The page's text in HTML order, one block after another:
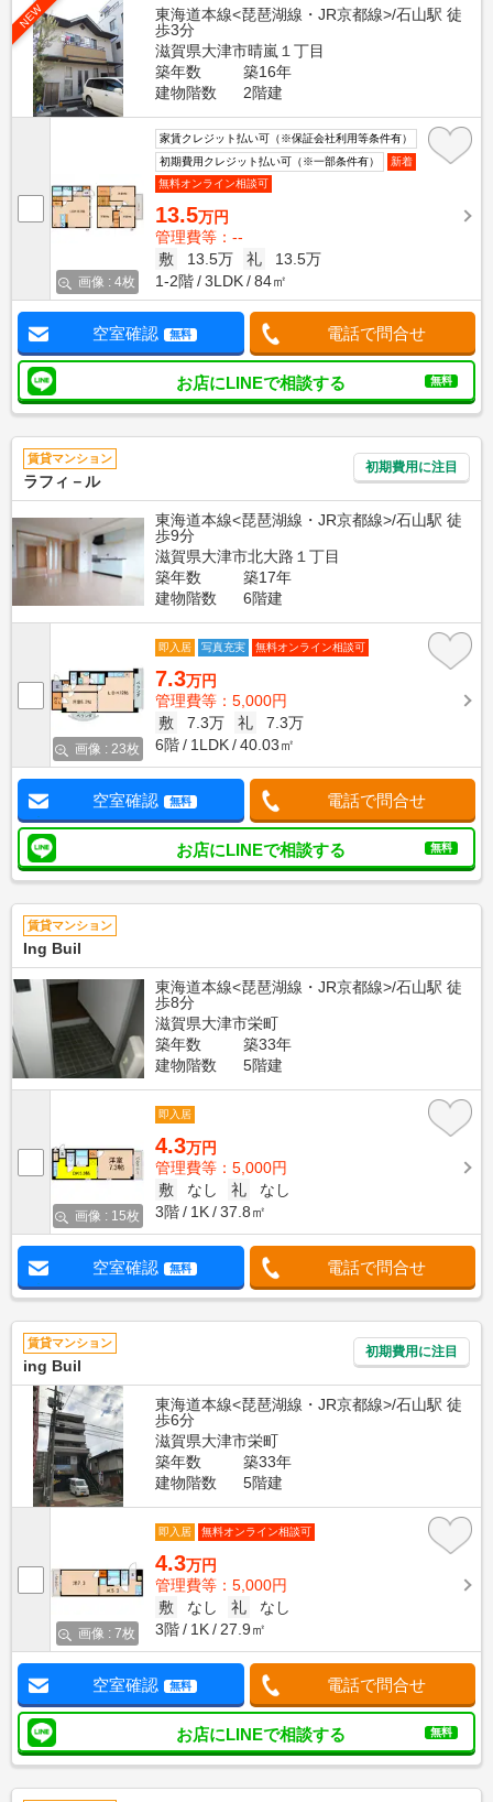
NEW
東海道本線<琵琶湖線・JR京都線>/石山駅 徒
歩3分
滋賀県大津市晴嵐１丁目
築年数
築16年
建物階数
2階建
画像 : 4枚
家賃クレジット払い可（※保証会社利用等条件有）
初期費用クレジット払い可（※一部条件有）
新着
無料オンライン相談可
13.5万円
管理費等：--
敷
13.5万 礼
13.5万
1-2階
3LDK 84㎡
空室確認 無料 電話で問合せ
お店にLINEで相談する 無料
賃貸マンション
ラフィ－ル
初期費用に注目
東海道本線<琵琶湖線・JR京都線>/石山駅 徒
歩9分
滋賀県大津市北大路１丁目
築年数
築17年
建物階数
6階建
画像 : 23枚
即入居 写真充実 無料オンライン相談可
7.3万円
管理費等：5,000円
敷
7.3万 礼
7.3万
6階
1LDK 40.03㎡
空室確認 無料 電話で問合せ
お店にLINEで相談する 無料
賃貸マンション
Ing Buil
東海道本線<琵琶湖線・JR京都線>/石山駅 徒
歩8分
滋賀県大津市栄町
築年数
築33年
建物階数
5階建
画像 : 15枚
即入居
4.3万円
管理費等：5,000円
敷
なし 礼
なし
3階
1K 37.8㎡
空室確認 無料 電話で問合せ
賃貸マンション
ing Buil
初期費用に注目
東海道本線<琵琶湖線・JR京都線>/石山駅 徒
歩6分
滋賀県大津市栄町
築年数
築33年
建物階数
5階建
画像 : 7枚
即入居 無料オンライン相談可
4.3万円
管理費等：5,000円
敷
なし 礼
なし
3階
1K 27.9㎡
空室確認 無料 電話で問合せ
お店にLINEで相談する 無料